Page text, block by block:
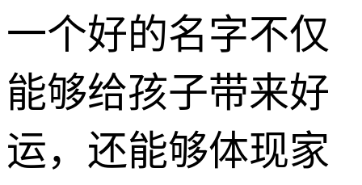
一个好的名字不仅
能够给孩子带来好
运，还能够体现家